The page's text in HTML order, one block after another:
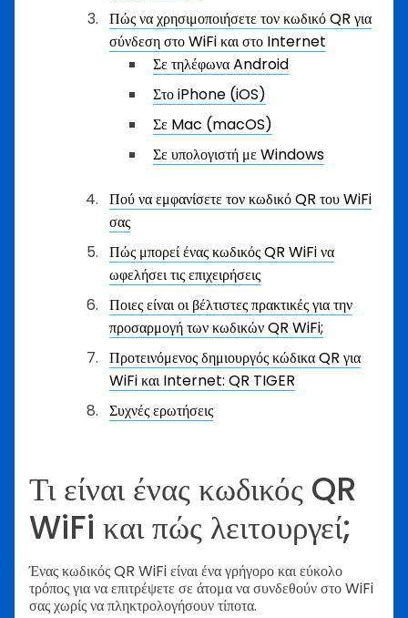
Πώς να χρησιμοποιήσετε τον κωδικό QR για
σύνδεση στο WiFi και στο Internet
Σε τηλέφωνα Android
Στο iPhone (iOS)
Σε Mac (macOS)
Σε υπολογιστή με Windows
Πού να εμφανίσετε τον κωδικό QR του WiFi
σας
Πώς μπορεί ένας κωδικός QR WiFi να
ωφελήσει τις επιχειρήσεις
Ποιες είναι οι βέλτιστες πρακτικές για την
προσαρμογή των κωδικών QR WiFi;
Προτεινόμενος δημιουργός κώδικα QR για
WiFi και Internet: QR TIGER
Συχνές ερωτήσεις
Τι είναι ένας κωδικός QR
WiFi και πώς λειτουργεί;
Ένας κωδικός QR WiFi είναι ένα γρήγορο και εύκολο
τρόπος για να επιτρέψετε σε άτομα να συνδεθούν στο WiFi
σας χωρίς να πληκτρολογήσουν τίποτα.